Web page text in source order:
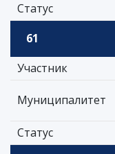
Статус
61
Участник
Муниципалитет
Статус